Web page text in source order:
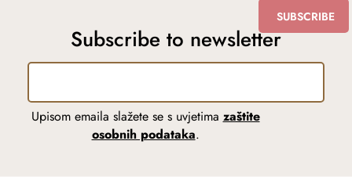
Subscribe to newsletter
Upisom emaila slažete se s uvjetima zaštite
osobnih podataka.
SUBSCRIBE